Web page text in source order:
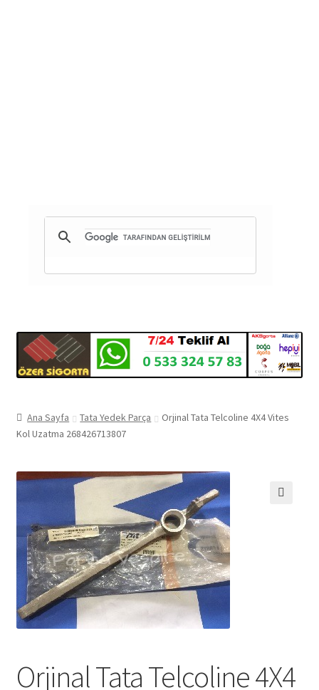
Ana Sayfa Tata Yedek Parça
Orjinal Tata Telcoline 4X4 Vites
Kol Uzatma 268426713807
Orjinal Tata Telcoline 4X4